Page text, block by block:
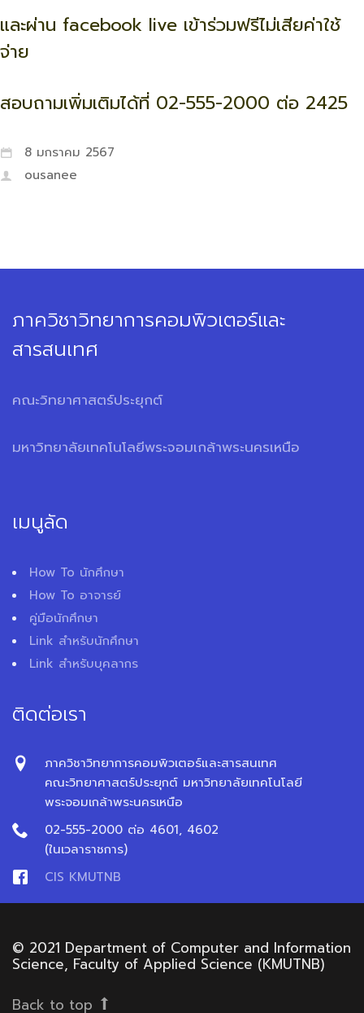
และผ่าน facebook live เข้าร่วมฟรีไม่เสียค่าใช้
จ่าย
สอบถามเพิ่มเติมได้ที่ 02-555-2000 ต่อ 2425
8 มกราคม 2567
ousanee
ภาควิชาวิทยาการคอมพิวเตอร์และ
สารสนเทศ
คณะวิทยาศาสตร์ประยุกต์
มหาวิทยาลัยเทคโนโลยีพระจอมเกล้าพระนครเหนือ
เมนูลัด
How To นักศึกษา
How To อาจารย์
คู่มือนักศึกษา
Link สำหรับนักศึกษา
Link สำหรับบุคลากร
ติดต่อเรา
ภาควิชาวิทยาการคอมพิวเตอร์และสารสนเทศ
คณะวิทยาศาสตร์ประยุกต์ มหาวิทยาลัยเทคโนโลยี
พระจอมเกล้าพระนครเหนือ
02-555-2000 ต่อ 4601, 4602
(ในเวลาราชการ)
CIS KMUTNB
© 2021 Department of Computer and Information
Science, Faculty of Applied Science (KMUTNB)
Back to top